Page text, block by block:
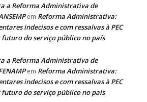
a Reforma Administrativa de
em Reforma Administrativa:
indecisos e com ressalvas à PEC
do serviço público no país
a Reforma Administrativa de
em Reforma Administrativa:
indecisos e com ressalvas à PEC
do serviço público no país